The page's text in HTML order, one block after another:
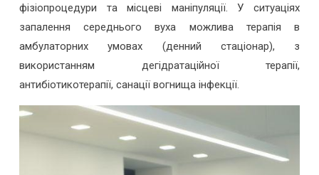
фізіопроцедури та місцеві маніпуляції. У ситуаціях
запалення середнього вуха можлива терапія в
амбулаторних умовах (денний стаціонар), з
використанням дегідратаційної терапії,
антибіотикотерапії, санації вогнища інфекції.